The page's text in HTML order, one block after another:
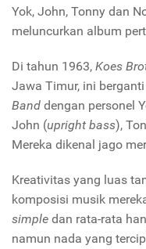
Yok, John, Tonny dan
meluncurkan album
Di tahun 1963, Koes
Jawa Timur, ini
Band dengan personel
John (upright bass),
Mereka dikenal jago
Kreativitas yang luas
komposisi musik
simple dan rata-rata
namun nada yang